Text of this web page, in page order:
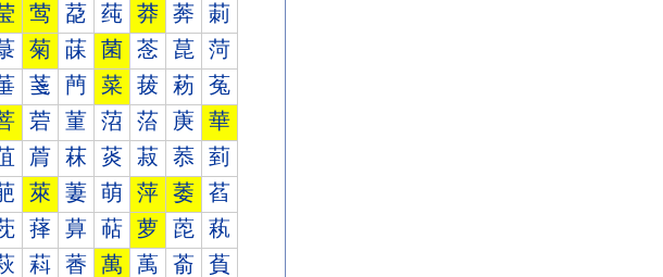
莺 莻 莼 莽 莾 莿
菊 菋 菌 菍 菎 菏
菚 菛 菜 菝 菞 菟
菪 菫 菬 菭 菮 華
菺 菻 菼 菽 菾 菿
萊 萋 萌 萍 萎 萏
萚 萛 萜 萝 萞 萟
萪 萫 萬 萭 萮 萯